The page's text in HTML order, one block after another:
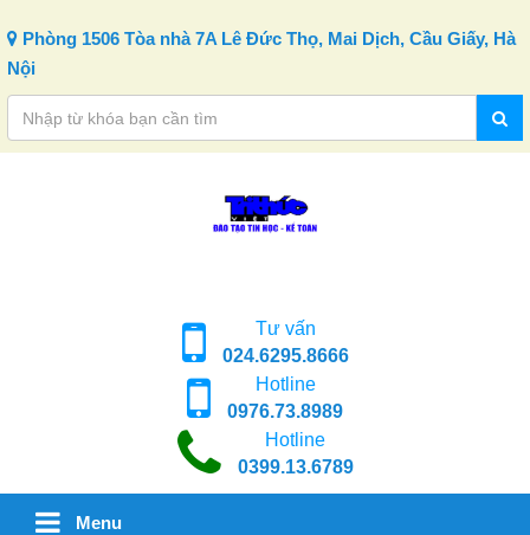
Phòng 1506 Tòa nhà 7A Lê Đức Thọ, Mai Dịch, Cầu Giấy, Hà
Nội
Tư vấn
024.6295.8666
Hotline
0976.73.8989
Hotline
0399.13.6789
Menu